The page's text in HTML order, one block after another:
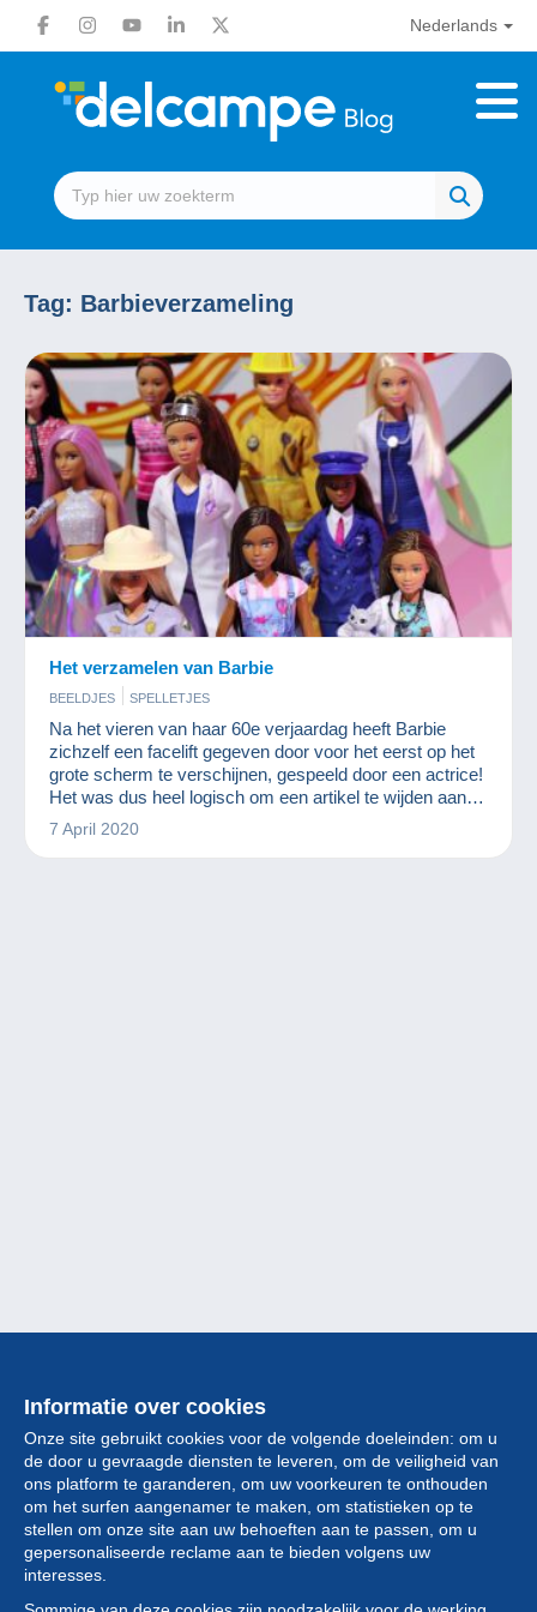
Nederlands
Tag: Barbieverzameling
Het verzamelen van Barbie
BEELDJES SPELLETJES
Na het vieren van haar 60e verjaardag heeft Barbie
zichzelf een facelift gegeven door voor het eerst op het
grote scherm te verschijnen, gespeeld door een actrice!
Het was dus heel logisch om een artikel te wijden aan 's
werelds beroemdste pop.
7 April 2020
Informatie over cookies
Onze site gebruikt cookies voor de volgende doeleinden: om u
de door u gevraagde diensten te leveren, om de veiligheid van
ons platform te garanderen, om uw voorkeuren te onthouden
om het surfen aangenamer te maken, om statistieken op te
stellen om onze site aan uw behoeften aan te passen, om u
gepersonaliseerde reclame aan te bieden volgens uw
interesses.
Collectie